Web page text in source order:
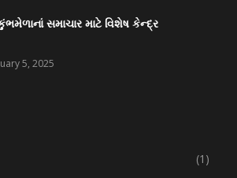
સમાચાર માટે વિશેષ કેન્દ્ર
5, 2025
(1)